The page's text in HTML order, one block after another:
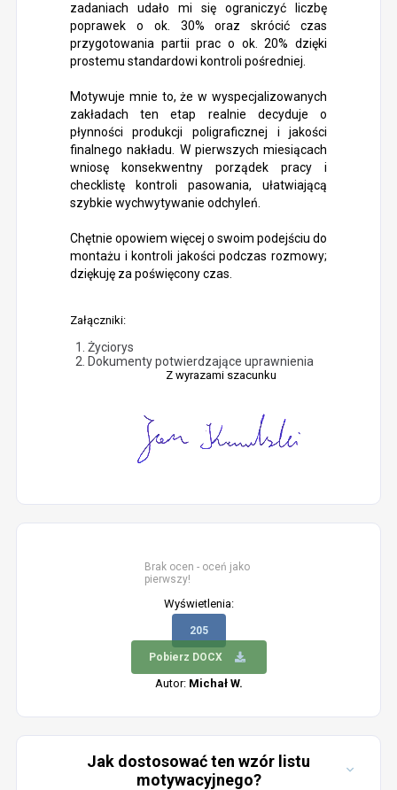
zadaniach udało mi się ograniczyć liczbę
poprawek o ok. 30% oraz skrócić czas
przygotowania partii prac o ok. 20% dzięki
prostemu standardowi kontroli pośredniej.
Motywuje mnie to, że w wyspecjalizowanych
zakładach ten etap realnie decyduje o
płynności produkcji poligraficznej i jakości
finalnego nakładu. W pierwszych miesiącach
wniosę konsekwentny porządek pracy i
checklistę kontroli pasowania, ułatwiającą
szybkie wychwytywanie odchyleń.
Chętnie opowiem więcej o swoim podejściu do
montażu i kontroli jakości podczas rozmowy;
dziękuję za poświęcony czas.
Załączniki:
Życiorys
Dokumenty potwierdzające uprawnienia
Z wyrazami szacunku
Brak ocen - oceń jako
pierwszy!
Wyświetlenia:
205
Pobierz DOCX
Autor: Michał W.
Jak dostosować ten wzór listu
motywacyjnego?